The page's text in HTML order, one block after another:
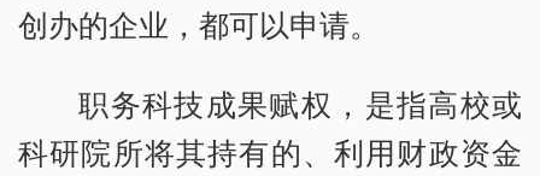
创办的企业，都可以申请。
职务科技成果赋权，是指高校或
科研院所将其持有的、利用财政资金